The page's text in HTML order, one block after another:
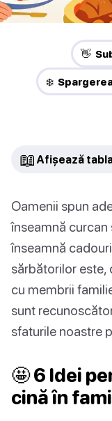
👋
❄️
📖 Afișează
Oamenii spun
înseamnă curcan
înseamnă
sărbătorilor este,
cu membrii
sunt
sfaturile noastre
🤩 6 Idei
cină în